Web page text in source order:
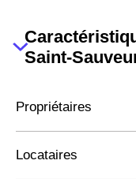
Saint-
Propriétaires
Locataires